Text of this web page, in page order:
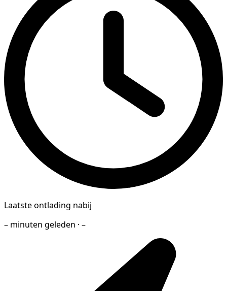
Laatste ontlading nabij
– minuten geleden · –